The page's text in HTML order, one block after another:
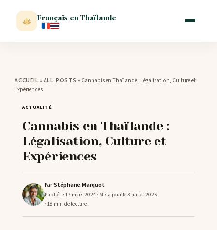
Français en Thaïlande
VISITER
MÉTÉO
EXPATRIATION
BLOG
ACCUEIL » ALL POSTS » Cannabis en Thaïlande : Légalisation, Culture et
Expériences
ACTUALITÉ
Cannabis en Thaïlande :
Légalisation, Culture et
Expériences
ParStéphane Marquot
Publié le 17 mars 2024· Mis à jour le 3 juillet 2026
· 18 min de lecture